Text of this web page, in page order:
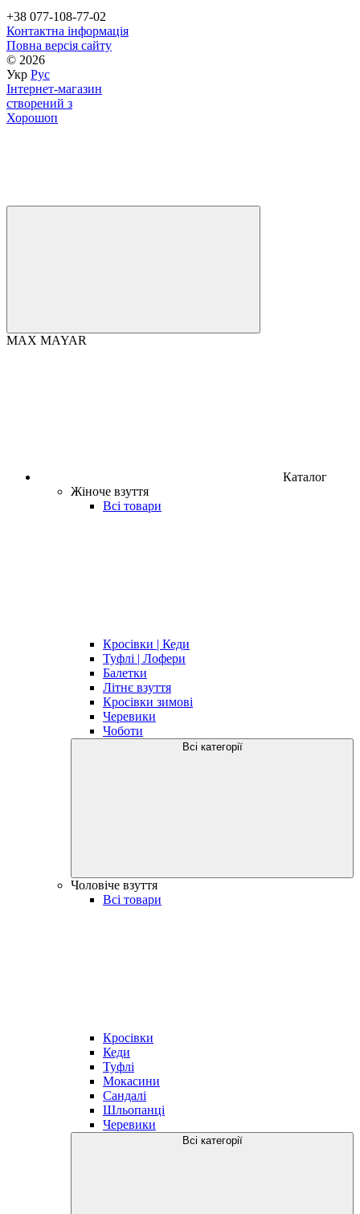
+38 077-108-77-02
Контактна інформація
Повна версія сайту
© 2026
Укр Рус
Інтернет-магазин
створений з
Хорошоп
MAX MAYAR
Каталог
Жіноче взуття
Всі товари
Кросівки | Кеди
Туфлі | Лофери
Балетки
Літнє взуття
Кросівки зимові
Черевики
Чоботи
Всі категорії
Чоловіче взуття
Всі товари
Кросівки
Кеди
Туфлі
Мокасини
Сандалі
Шльопанці
Черевики
Всі категорії